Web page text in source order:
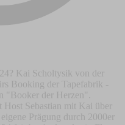
Kai Scholtysik von der
Booking der Tapefabrik -
"Booker der Herzen".
Sebastian mit Kai über
Prägung durch 2000er